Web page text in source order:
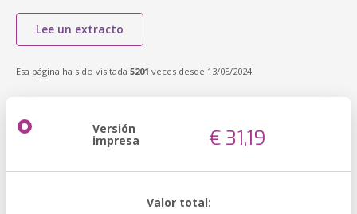
Lee un extracto
Esa página ha sido visitada 5201 veces desde 13/05/2024
Versión
impresa € 31,19
Valor total: